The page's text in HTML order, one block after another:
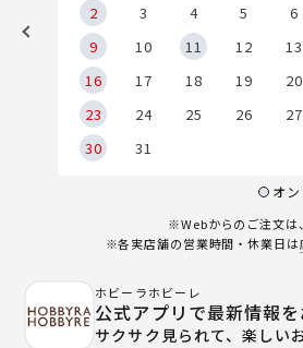
2
3 4 5 6
9
10 11 12 13
16
17 18 19 20
23
24 25 26 27
30
31
オ
※Webからのご注文は
※各実店舗の営業時間・休業日は
ホビーラホビーレ
公式アプリで最新情報を
サクサク見られて、楽しい